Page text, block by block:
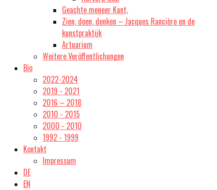
Geachte meneer Kant,
Zien, doen, denken – Jacques Rancière en de
kunstpraktijk
Artuarium
Weitere Veröffentlichungen
Bio
2022-2024
2019 - 2021
2016 – 2018
2010 - 2015
2000 - 2010
1992 - 1999
Kontakt
Impressum
DE
EN